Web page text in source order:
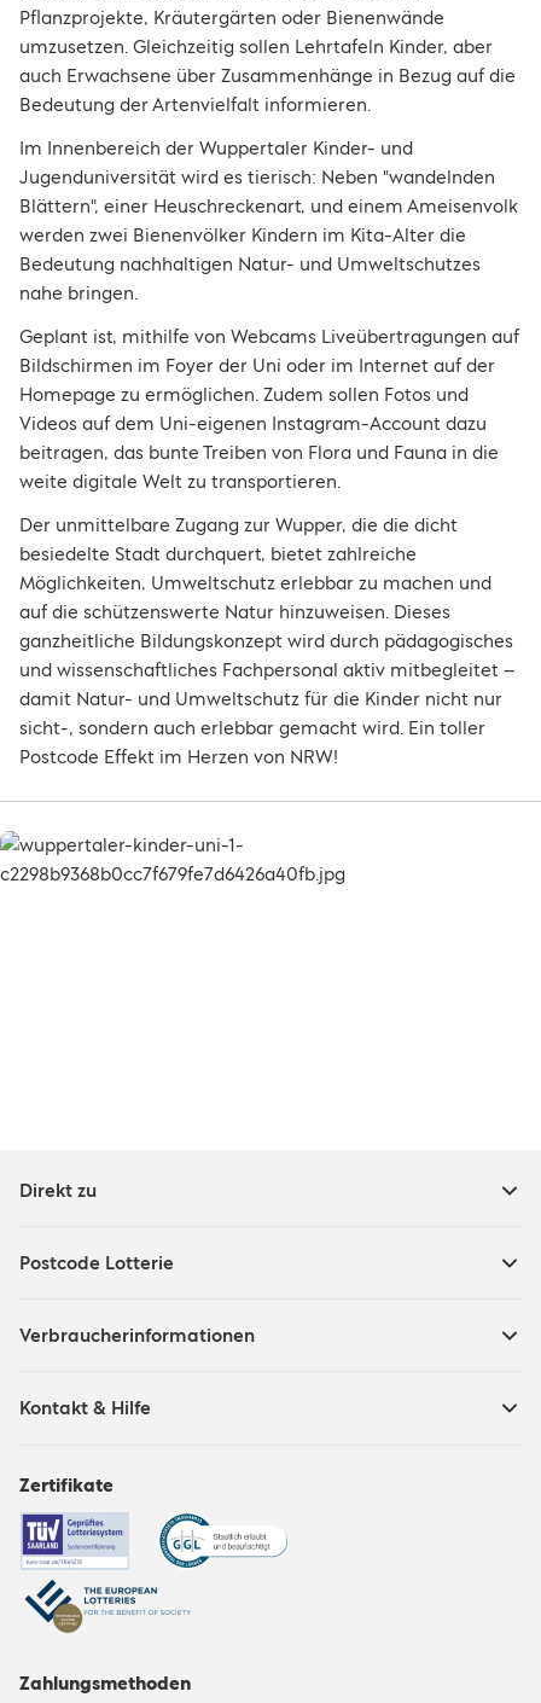
Pflanzprojekte, Kräutergärten oder Bienenwände
umzusetzen. Gleichzeitig sollen Lehrtafeln Kinder, aber
auch Erwachsene über Zusammenhänge in Bezug auf die
Bedeutung der Artenvielfalt informieren.
Im Innenbereich der Wuppertaler Kinder- und
Jugenduniversität wird es tierisch: Neben "wandelnden
Blättern", einer Heuschreckenart, und einem Ameisenvolk
werden zwei Bienenvölker Kindern im Kita-Alter die
Bedeutung nachhaltigen Natur- und Umweltschutzes
nahe bringen.
Geplant ist, mithilfe von Webcams Liveübertragungen auf
Bildschirmen im Foyer der Uni oder im Internet auf der
Homepage zu ermöglichen. Zudem sollen Fotos und
Videos auf dem Uni-eigenen Instagram-Account dazu
beitragen, das bunte Treiben von Flora und Fauna in die
weite digitale Welt zu transportieren.
Der unmittelbare Zugang zur Wupper, die die dicht
besiedelte Stadt durchquert, bietet zahlreiche
Möglichkeiten, Umweltschutz erlebbar zu machen und
auf die schützenswerte Natur hinzuweisen. Dieses
ganzheitliche Bildungskonzept wird durch pädagogisches
und wissenschaftliches Fachpersonal aktiv mitbegleitet –
damit Natur- und Umweltschutz für die Kinder nicht nur
sicht-, sondern auch erlebbar gemacht wird. Ein toller
Postcode Effekt im Herzen von NRW!
Direkt zu
Postcode Lotterie
Verbraucherinformationen
Kontakt & Hilfe
Zertifikate
Zahlungsmethoden